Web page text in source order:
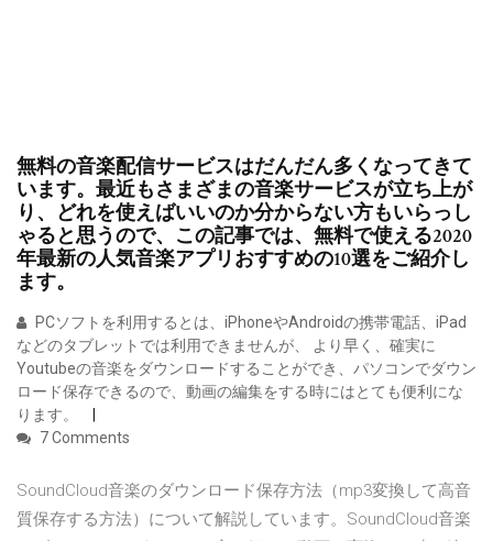
無料の音楽配信サービスはだんだん多くなってきて
います。最近もさまざまの音楽サービスが立ち上が
り、どれを使えばいいのか分からない方もいらっし
ゃると思うので、この記事では、無料で使える2020
年最新の人気音楽アプリおすすめの10選をご紹介し
ます。
PCソフトを利用するとは、iPhoneやAndroidの携帯電話、iPad
などのタブレットでは利用できませんが、 より早く、確実に
Youtubeの音楽をダウンロードすることができ、パソコンでダウン
ロード保存できるので、動画の編集をする時にはとても便利にな
ります。
7 Comments
SoundCloud音楽のダウンロード保存方法（mp3変換して高音
質保存する方法）について解説しています。SoundCloud音楽